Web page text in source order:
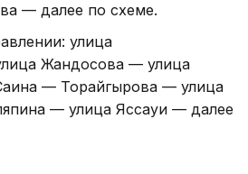
— далее по схеме.
улица
Жандосова — улица
— Торайгырова — улица
— улица Яссауи — далее